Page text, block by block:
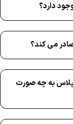
دارد؟
می کند؟
به چه صورت